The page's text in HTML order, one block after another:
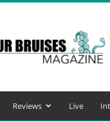
Your
Bruises
Magazine
Reviews Live